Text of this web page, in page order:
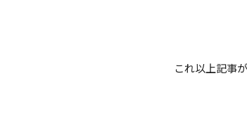
これ以上記事